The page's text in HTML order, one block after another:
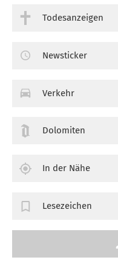
Todesanzeigen
Newsticker
Verkehr
Dolomiten
In der Nähe
Lesezeichen